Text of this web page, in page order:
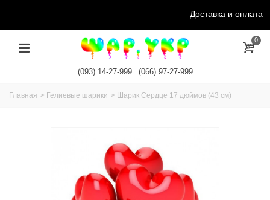
Доставка и оплата
0
(093) 14-27-999 (066) 97-27-999
Главная > Гелиевые шарики > Шарик Сердце 17 дюймов (43 см)